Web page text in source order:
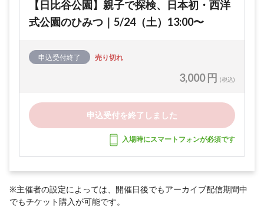
【日比谷公園】親子で探検、日本初・西洋
式公園のひみつ｜5/24（土）13:00〜
申込受付終了 売り切れ
3,000 円 (税込)
申込受付を終了しました
入場時にスマートフォンが必須です
※主催者の設定によっては、開催日後でもアーカイブ配信期間中
でもチケット購入が可能です。